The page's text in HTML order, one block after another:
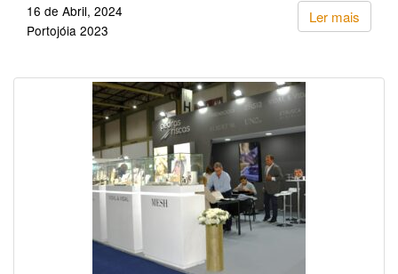
Ler mais
16 de Abril, 2024
Portojóia 2023